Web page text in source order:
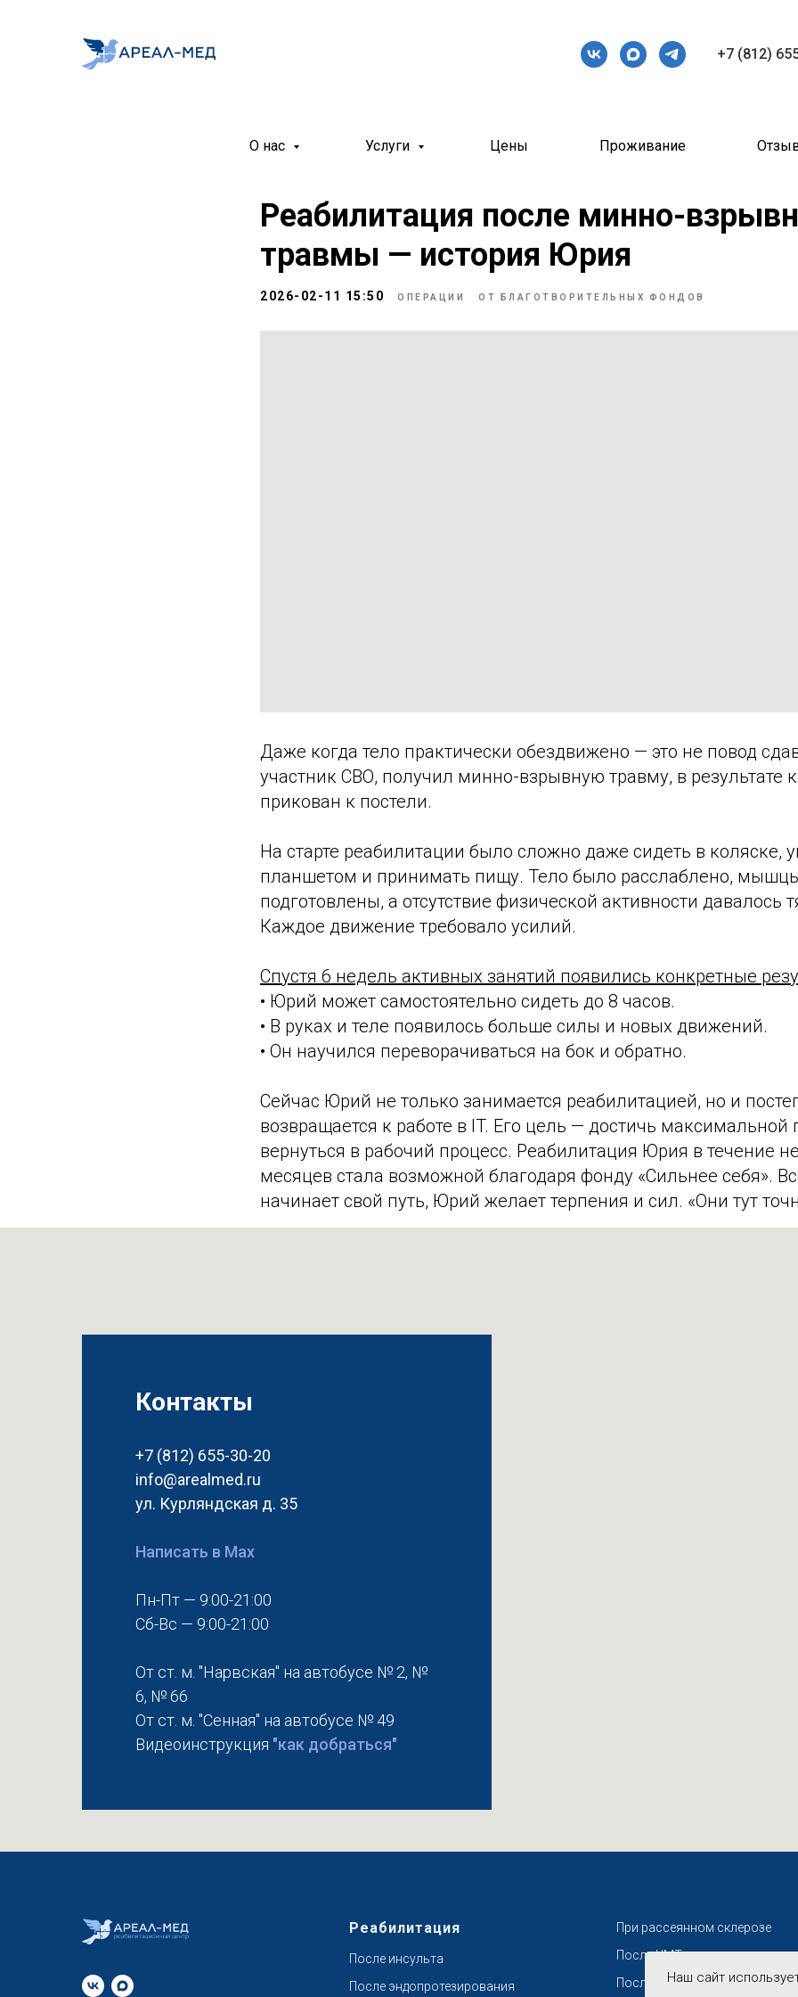
+7 (812)
О нас Услуги Цены Проживание
Реабилитация после минно-
травмы — история Юрия
2026-02-11 15:50 ОПЕРАЦИИ ОТ БЛАГОТВОРИТЕЛЬНЫХ ФОНДОВ
Даже когда тело практически обездвижено — это не повод
участник СВО, получил минно-взрывную травму, в результате
прикован к постели.
На старте реабилитации было сложно даже сидеть в коляске,
планшетом и принимать пищу. Тело было расслаблено,
подготовлены, а отсутствие физической активности давалось
Каждое движение требовало усилий.
Спустя 6 недель активных занятий появились конкретные
• Юрий может самостоятельно сидеть до 8 часов.
• В руках и теле появилось больше силы и новых движений.
• Он научился переворачиваться на бок и обратно.
Сейчас Юрий не только занимается реабилитацией, но и
возвращается к работе в IT. Его цель — достичь максимальной
вернуться в рабочий процесс. Реабилитация Юрия в течение
месяцев стала возможной благодаря фонду «Сильнее себя».
начинает свой путь, Юрий желает терпения и сил. «Они тут
Контакты
+7 (812) 655-30-20
info@arealmed.ru
ул. Курляндская д. 35
Написать в Max
Пн-Пт — 9:00-21:00
Сб-Вс — 9:00-21:00
От ст. м. "Нарвская" на автобусе № 2, №
6, № 66
От ст. м. "Сенная" на автобусе № 49
Видеоинструкция "как добраться"
Реабилитация
После инсульта
После эндопротезирования
При рассеянном склерозе
После ЧМТ
После переломов
Наш сайт